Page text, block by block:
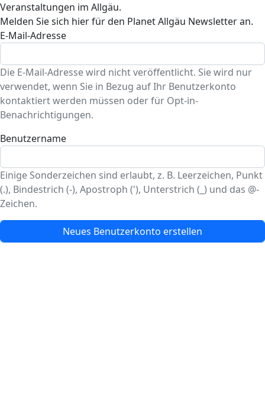
Veranstaltungen im Allgäu.
Melden Sie sich hier für den Planet Allgäu Newsletter an.
E-Mail-Adresse
Die E-Mail-Adresse wird nicht veröffentlicht. Sie wird nur
verwendet, wenn Sie in Bezug auf Ihr Benutzerkonto
kontaktiert werden müssen oder für Opt-in-
Benachrichtigungen.
Benutzername
Einige Sonderzeichen sind erlaubt, z. B. Leerzeichen, Punkt
(.), Bindestrich (-), Apostroph ('), Unterstrich (_) und das @-
Zeichen.